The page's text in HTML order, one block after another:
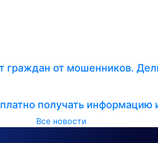
от мошенников.
получать информацию
Все новости